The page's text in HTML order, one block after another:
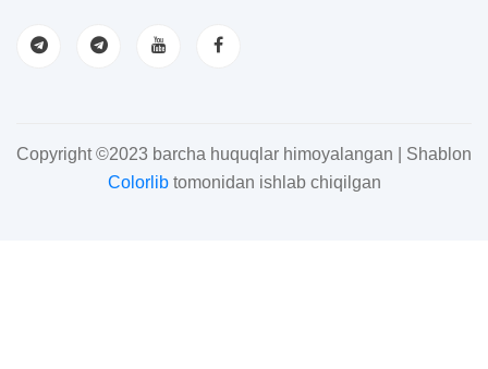
Copyright ©2023 barcha huquqlar himoyalangan | Shablon
Colorlibtomonidan ishlab chiqilgan